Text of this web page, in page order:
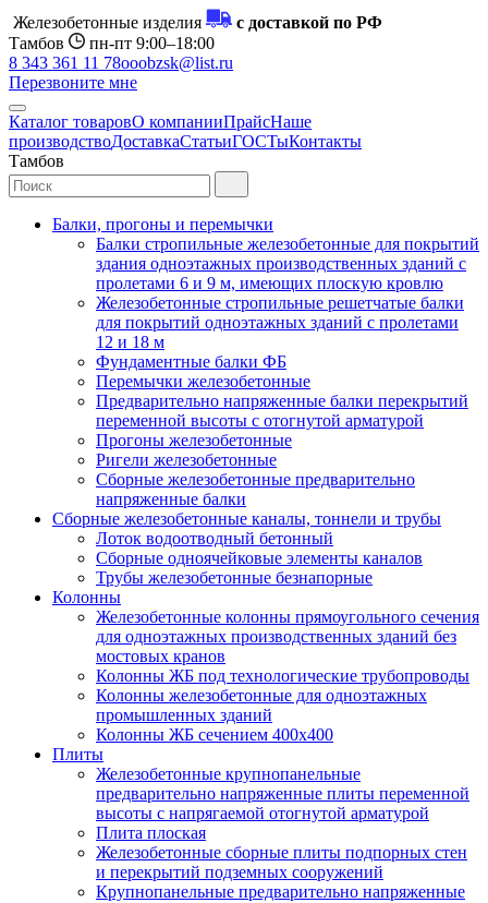
Железобетонные изделия
с доставкой по РФ
Тамбов
пн-пт 9:00–18:00
8 343 361 11 78ooobzsk@list.ru
Перезвоните мне
Каталог товаровО компанииПрайсНаше
производствоДоставкаСтатьиГОСТыКонтакты
Тамбов
Балки, прогоны и перемычки
Балки стропильные железобетонные для покрытий
здания одноэтажных производственных зданий с
пролетами 6 и 9 м, имеющих плоскую кровлю
Железобетонные стропильные решетчатые балки
для покрытий одноэтажных зданий с пролетами
12 и 18 м
Фундаментные балки ФБ
Перемычки железобетонные
Предварительно напряженные балки перекрытий
переменной высоты с отогнутой арматурой
Прогоны железобетонные
Ригели железобетонные
Сборные железобетонные предварительно
напряженные балки
Сборные железобетонные каналы, тоннели и трубы
Лоток водоотводный бетонный
Сборные одноячейковые элементы каналов
Трубы железобетонные безнапорные
Колонны
Железобетонные колонны прямоугольного сечения
для одноэтажных производственных зданий без
мостовых кранов
Колонны ЖБ под технологические трубопроводы
Колонны железобетонные для одноэтажных
промышленных зданий
Колонны ЖБ сечением 400х400
Плиты
Железобетонные крупнопанельные
предварительно напряженные плиты переменной
высоты с напрягаемой отогнутой арматурой
Плита плоская
Железобетонные сборные плиты подпорных стен
и перекрытий подземных сооружений
Крупнопанельные предварительно напряженные